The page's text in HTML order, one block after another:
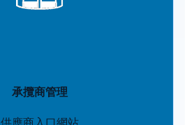
承攬商管理
供應商入口網站